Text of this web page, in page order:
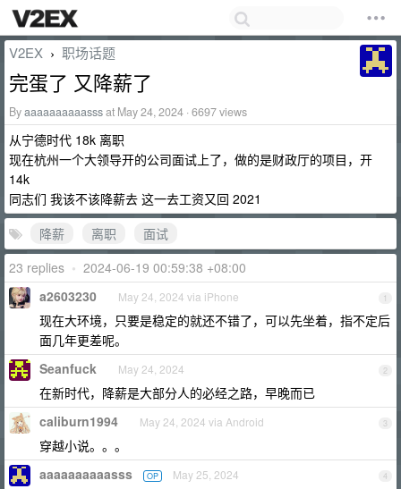
V2EX › 职场话题
完蛋了 又降薪了
Byaaaaaaaaaasssat May 24, 2024 · 6697 views
从宁德时代 18k 离职
现在杭州一个大领导开的公司面试上了，做的是财政厅的项目，开
14k
同志们 我该不该降薪去 这一去工资又回 2021
降薪
离职
面试
23 replies • 2024-06-19 00:59:38 +08:00
1
a2603230 May 24, 2024 via iPhone
现在大环境，只要是稳定的就还不错了，可以先坐着，指不定后
面几年更差呢。
2
Seanfuck May 24, 2024
在新时代，降薪是大部分人的必经之路，早晚而已
3
caliburn1994 May 24, 2024 via Android
穿越小说。。。
4
aaaaaaaaaasss OP May 25, 2024